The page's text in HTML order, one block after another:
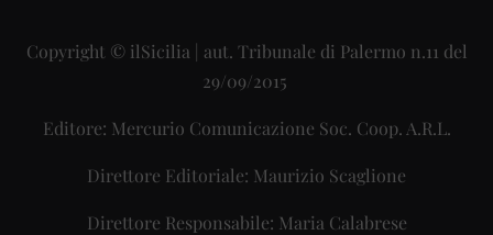
Copyright © ilSicilia | aut. Tribunale di Palermo n.11 del
29/09/2015
Editore: Mercurio Comunicazione Soc. Coop. A.R.L.
Direttore Editoriale: Maurizio Scaglione
Direttore Responsabile: Maria Calabrese